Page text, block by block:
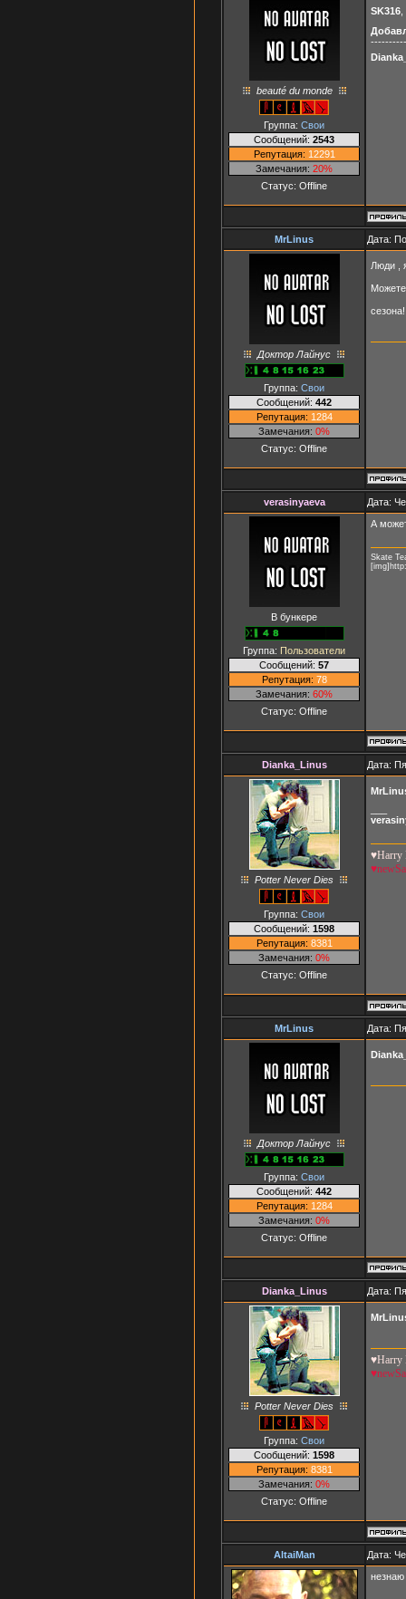
beauté du monde
Группа: Свои
Сообщений: 2543
Репутация: 12291
Замечания: 20%
Статус: Offline
SK316
MrLinus Дата:
Доктор Лайнус
Группа: Свои
Сообщений: 442
Репутация: 1284
Замечания: 0%
Статус: Offline
Люди ,
verasinyaeva Дата:
В бункере
Группа: Пользователи
Сообщений: 57
Репутация: 78
Замечания: 60%
Статус: Offline
А
Skate
Dianka_Linus Дата:
Potter Never Dies
Группа: Свои
Сообщений: 1598
Репутация: 8381
Замечания: 0%
Статус: Offline
♥Harry
MrLinus Дата:
Доктор Лайнус
Группа: Свои
Сообщений: 442
Репутация: 1284
Замечания: 0%
Статус: Offline
Dianka_Linus Дата:
Potter Never Dies
Группа: Свои
Сообщений: 1598
Репутация: 8381
Замечания: 0%
Статус: Offline
♥Harry
AltaiMan
Дата:
незнаю